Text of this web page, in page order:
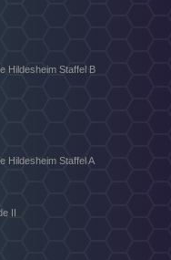
Hildesheim Staffel B
Hildesheim Staffel A
II